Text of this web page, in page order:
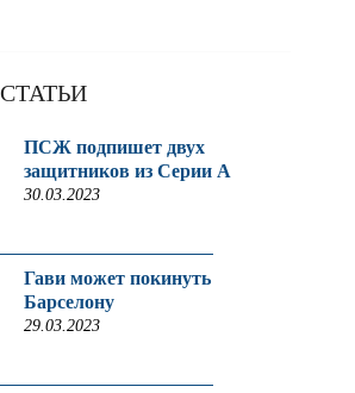
ПСЖ подпишет двух
защитников из Серии A
30.03.2023
Гави может покинуть
Барселону
29.03.2023